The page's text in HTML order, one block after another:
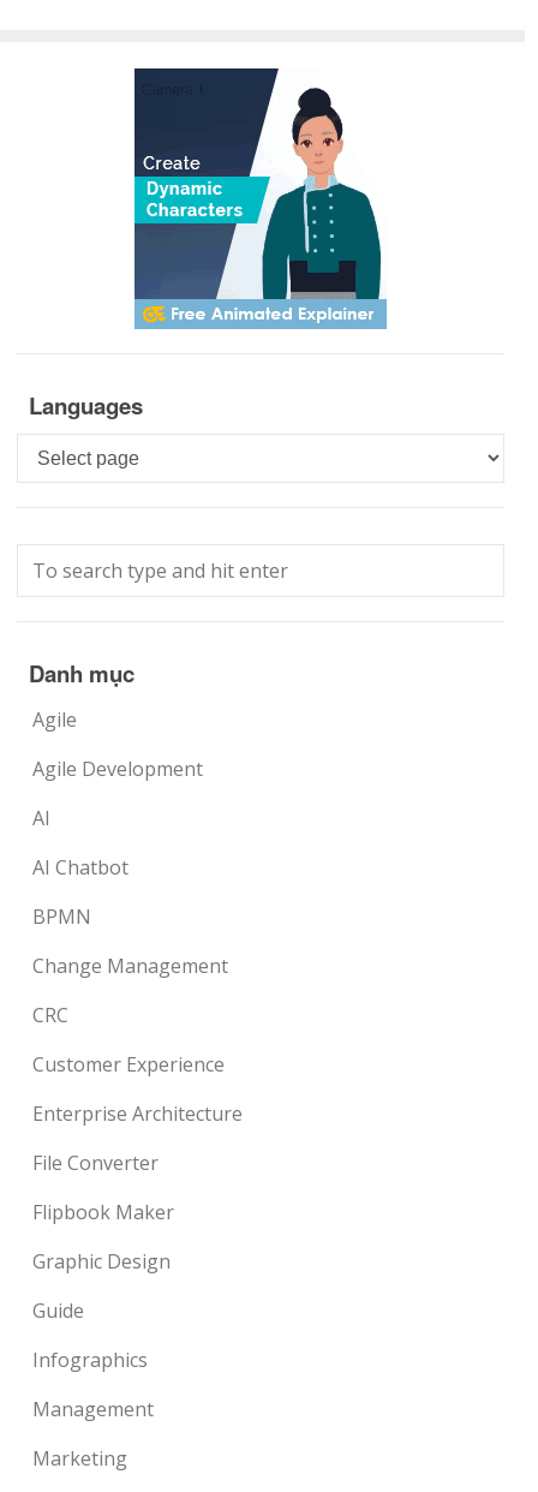
Languages
Languages
Danh mục
Agile
Agile Development
AI
AI Chatbot
BPMN
Change Management
CRC
Customer Experience
Enterprise Architecture
File Converter
Flipbook Maker
Graphic Design
Guide
Infographics
Management
Marketing